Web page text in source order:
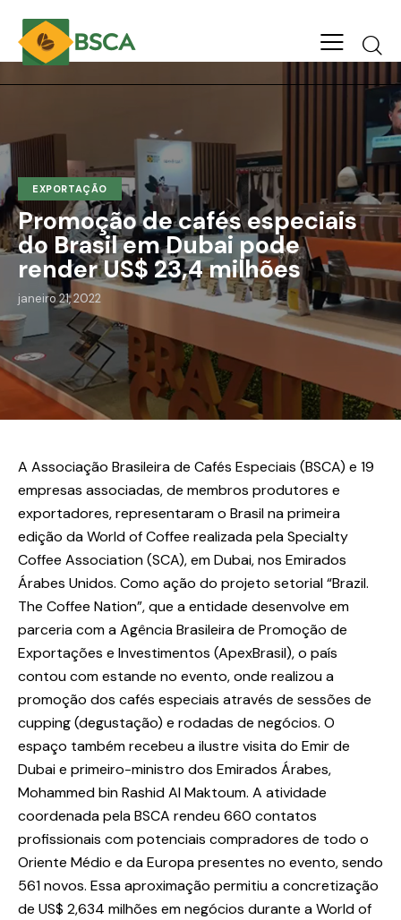
EXPORTAÇÃO
Promoção de cafés especiais
do Brasil em Dubai pode
render US$ 23,4 milhões
janeiro 21, 2022
A Associação Brasileira de Cafés Especiais (BSCA) e 19
empresas associadas, de membros produtores e
exportadores, representaram o Brasil na primeira
edição da World of Coffee realizada pela Specialty
Coffee Association (SCA), em Dubai, nos Emirados
Árabes Unidos. Como ação do projeto setorial “Brazil.
The Coffee Nation”, que a entidade desenvolve em
parceria com a Agência Brasileira de Promoção de
Exportações e Investimentos (ApexBrasil), o país
contou com estande no evento, onde realizou a
promoção dos cafés especiais através de sessões de
cupping (degustação) e rodadas de negócios. O
espaço também recebeu a ilustre visita do Emir de
Dubai e primeiro-ministro dos Emirados Árabes,
Mohammed bin Rashid Al Maktoum. A atividade
coordenada pela BSCA rendeu 660 contatos
profissionais com potenciais compradores de todo o
Oriente Médio e da Europa presentes no evento, sendo
561 novos. Essa aproximação permitiu a concretização
de US$ 2,634 milhões em negócios durante a World of